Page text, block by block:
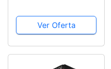
/ 16GB RAM / 500GB
SSD / GTX 1650 4GB
Ver Oferta